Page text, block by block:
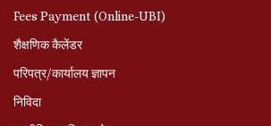
Fees Payment (Online-UBI)
शैक्षणिक कैलेंडर
परिपत्र/कार्यालय ज्ञापन
निविदा